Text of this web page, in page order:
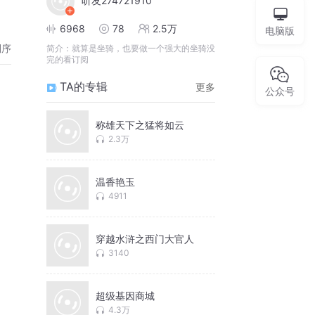
6968 78 2.5万
简介： 就算是坐骑，也要做一个强大的坐骑没
完的看订阅
TA的专辑 更多
称雄天下之猛将如云
2.3万
温香艳玉
4911
穿越水浒之西门大官人
3140
超级基因商城
4.3万
电脑版
公众号